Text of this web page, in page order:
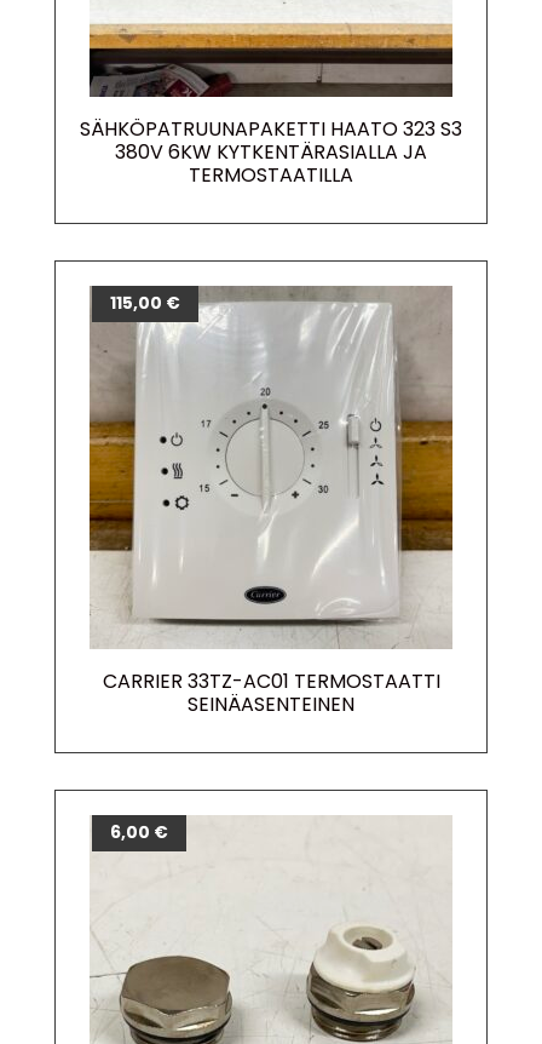
SÄHKÖPATRUUNAPAKETTI HAATO 323 S3
380V 6KW KYTKENTÄRASIALLA JA
TERMOSTAATILLA
CARRIER 33TZ-AC01 TERMOSTAATTI
SEINÄASENTEINEN
115,00 €
6,00 €